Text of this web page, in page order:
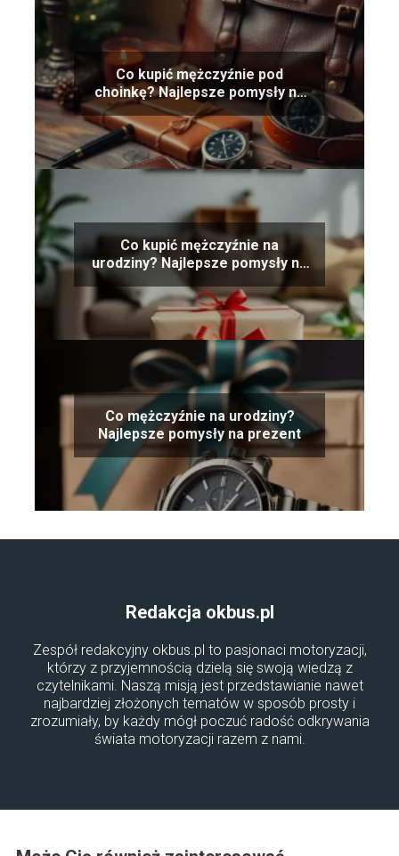
Co kupić mężczyźnie pod
choinkę? Najlepsze pomysły na
prezent
Co kupić mężczyźnie na
urodziny? Najlepsze pomysły na
prezent
Co mężczyźnie na urodziny?
Najlepsze pomysły na prezent
Redakcja okbus.pl
Zespół redakcyjny okbus.pl to pasjonaci motoryzacji,
którzy z przyjemnością dzielą się swoją wiedzą z
czytelnikami. Naszą misją jest przedstawianie nawet
najbardziej złożonych tematów w sposób prosty i
zrozumiały, by każdy mógł poczuć radość odkrywania
świata motoryzacji razem z nami.